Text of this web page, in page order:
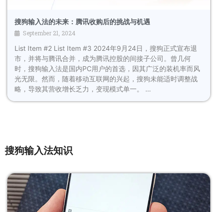
搜狗输入法的未来：腾讯收购后的挑战与机遇
September 21, 2024
List Item #2 List Item #3 2024年9月24日，搜狗正式宣布退
市，并将与腾讯合并，成为腾讯控股的间接子公司。曾几何
时，搜狗输入法是国内PC用户的首选，因其广泛的装机率而风
光无限。然而，随着移动互联网的兴起，搜狗未能适时调整战
略，导致其营收增长乏力，变现模式单一。 …
搜狗输入法知识